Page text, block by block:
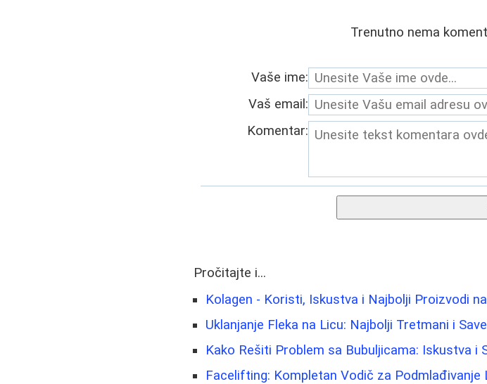
Trenutno nema
Vaše ime:
Vaš email:
Komentar:
Pročitajte i...
Kolagen - Koristi, Iskustva i Najbolji Proizvodi
Uklanjanje Fleka na Licu: Najbolji Tretmani i
Kako Rešiti Problem sa Bubuljicama: Iskustva i
Facelifting: Kompletan Vodič za Podmlađivanje